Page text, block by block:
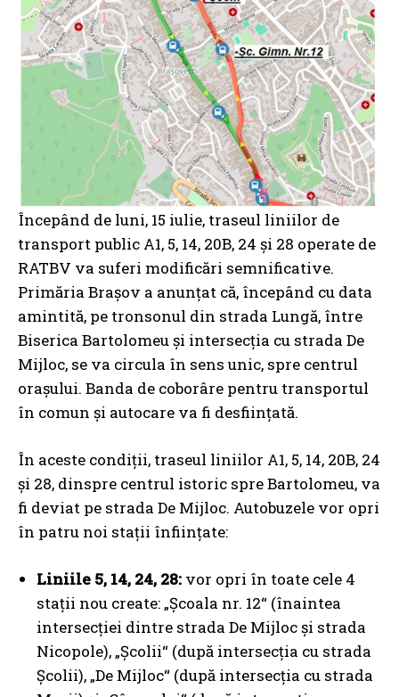
Începând de luni, 15 iulie, traseul liniilor de
transport public A1, 5, 14, 20B, 24 și 28 operate de
RATBV va suferi modificări semnificative.
Primăria Brașov a anunțat că, începând cu data
amintită, pe tronsonul din strada Lungă, între
Biserica Bartolomeu și intersecția cu strada De
Mijloc, se va circula în sens unic, spre centrul
orașului. Banda de coborâre pentru transportul
în comun și autocare va fi desființată.
În aceste condiții, traseul liniilor A1, 5, 14, 20B, 24
și 28, dinspre centrul istoric spre Bartolomeu, va
fi deviat pe strada De Mijloc. Autobuzele vor opri
în patru noi stații înființate:
Liniile 5, 14, 24, 28: vor opri în toate cele 4
stații nou create: „Școala nr. 12“ (înaintea
intersecției dintre strada De Mijloc și strada
Nicopole), „Școlii“ (după intersecția cu strada
Școlii), „De Mijloc“ (după intersecția cu strada